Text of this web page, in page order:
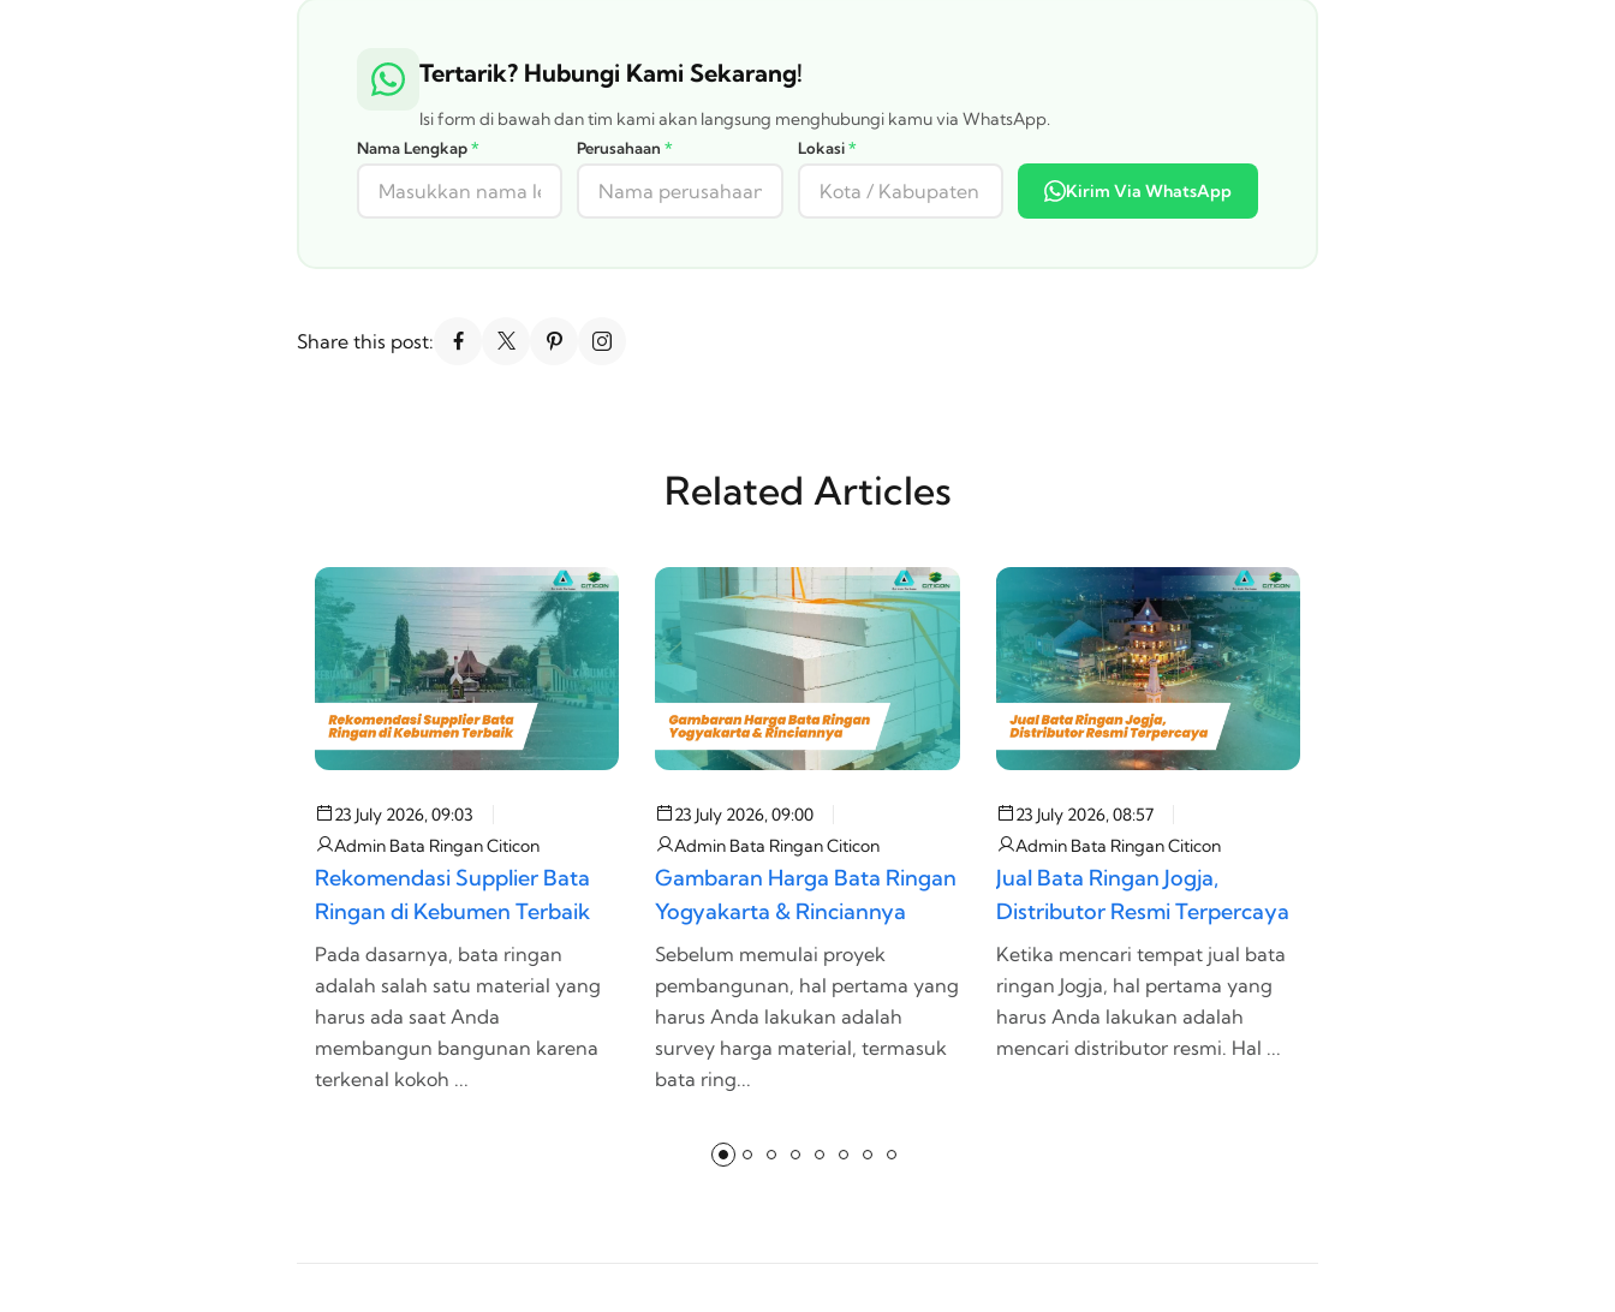
Tertarik? Hubungi Kami Sekarang!
Isi form di bawah dan tim kami akan langsung menghubungi kamu via WhatsApp.
Nama Lengkap* Perusahaan* Lokasi*
Kirim Via WhatsApp
Share this post:
Related Articles
23 July 2026, 09:03
Admin Bata Ringan Citicon
Rekomendasi Supplier Bata
Ringan di Kebumen Terbaik
Pada dasarnya, bata ringan
adalah salah satu material yang
harus ada saat Anda
membangun bangunan karena
terkenal kokoh ...
23 July 2026, 09:00
Admin Bata Ringan Citicon
Gambaran Harga Bata Ringan
Yogyakarta & Rinciannya
Sebelum memulai proyek
pembangunan, hal pertama yang
harus Anda lakukan adalah
survey harga material, termasuk
bata ring...
23 July 2026, 08:57
Admin Bata Ringan Citicon
Jual Bata Ringan Jogja,
Distributor Resmi Terpercaya
Ketika mencari tempat jual bata
ringan Jogja, hal pertama yang
harus Anda lakukan adalah
mencari distributor resmi. Hal ...